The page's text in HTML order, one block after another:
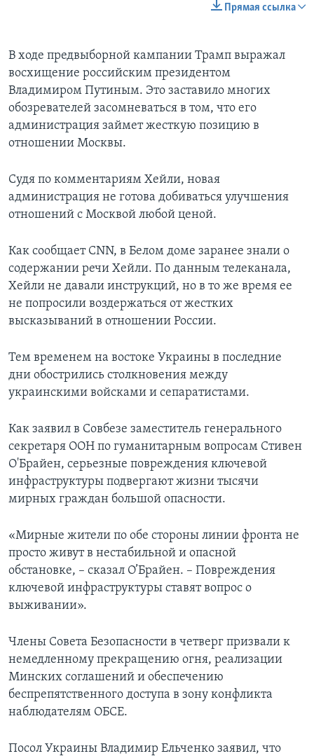
Прямая ссылка
В ходе предвыборной кампании Трамп выражал
восхищение российским президентом
Владимиром Путиным. Это заставило многих
обозревателей засомневаться в том, что его
администрация займет жесткую позицию в
отношении Москвы.
Судя по комментариям Хейли, новая
администрация не готова добиваться улучшения
отношений с Москвой любой ценой.
Как сообщает CNN, в Белом доме заранее знали о
содержании речи Хейли. По данным телеканала,
Хейли не давали инструкций, но в то же время ее
не попросили воздержаться от жестких
высказываний в отношении России.
Тем временем на востоке Украины в последние
дни обострились столкновения между
украинскими войсками и сепаратистами.
Как заявил в Совбезе заместитель генерального
секретаря ООН по гуманитарным вопросам Стивен
О'Брайен, серьезные повреждения ключевой
инфраструктуры подвергают жизни тысячи
мирных граждан большой опасности.
«Мирные жители по обе стороны линии фронта не
просто живут в нестабильной и опасной
обстановке, – сказал О’Брайен. – Повреждения
ключевой инфраструктуры ставят вопрос о
выживании».
Члены Совета Безопасности в четверг призвали к
немедленному прекращению огня, реализации
Минских соглашений и обеспечению
беспрепятственного доступа в зону конфликта
наблюдателям ОБСЕ.
Посол Украины Владимир Ельченко заявил, что